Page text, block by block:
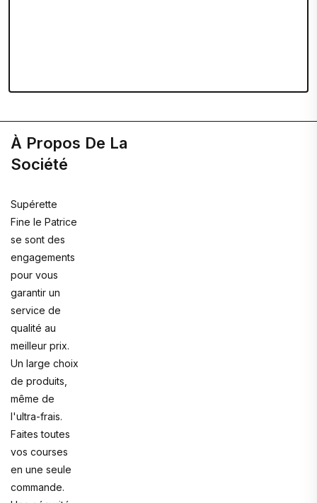
À Propos De La
Société
Supérette
Fine le Patrice
se sont des
engagements
pour vous
garantir un
service de
qualité au
meilleur prix.
Un large choix
de produits,
même de
l'ultra-frais.
Faites toutes
vos courses
en une seule
commande.